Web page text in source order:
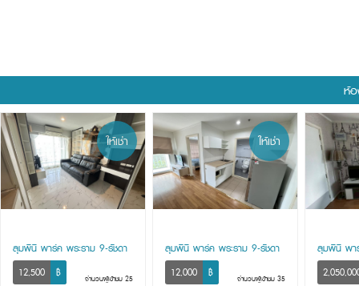
ห้อ
ให้เช่า
ลุมพินี พาร์ค พระราม 9-รัชดา
12,500 ฿ จำนวนผู้เข้าชม 25
ให้เช่า
ลุมพินี พาร์ค พระราม 9-รัชดา
12,000 ฿ จำนวนผู้เข้าชม 35
ลุมพินี พา